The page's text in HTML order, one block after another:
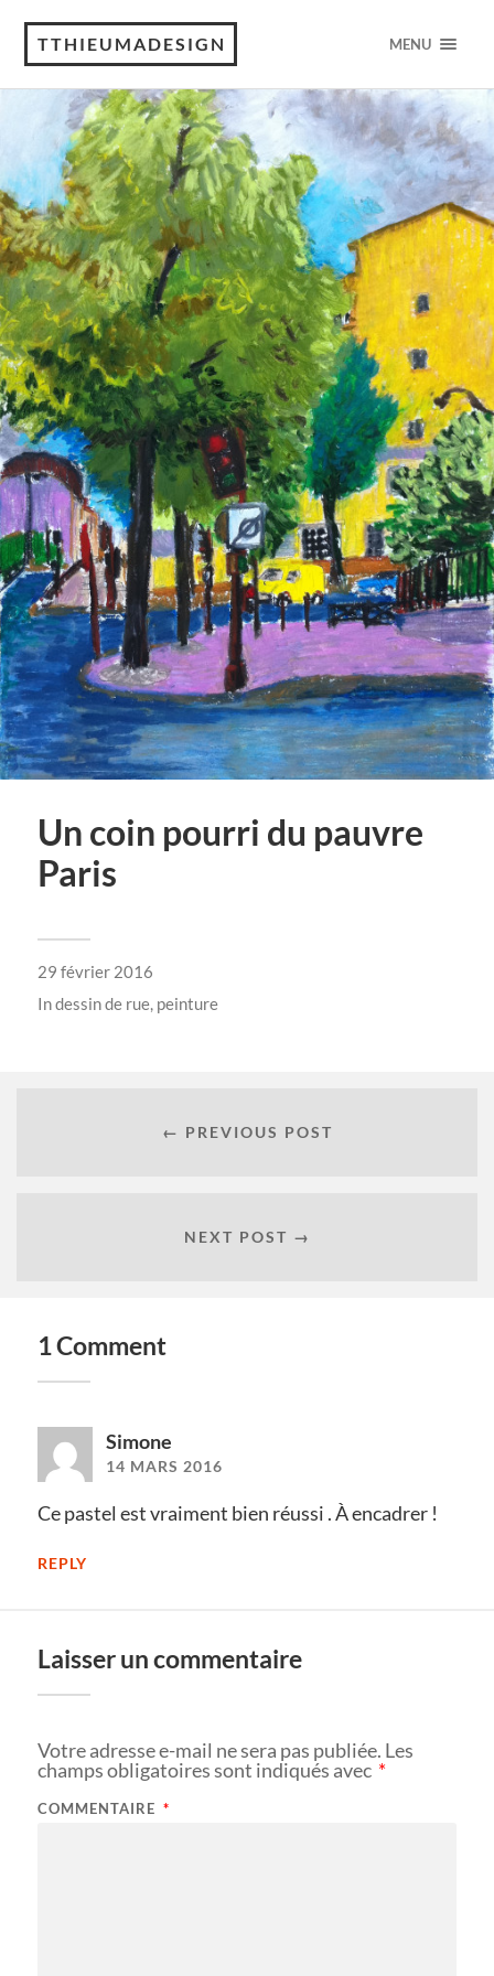
TTHIEUMADESIGN MENU
Un coin pourri du pauvre
Paris
29 février 2016
Indessin de rue, peinture
← PREVIOUS POST
NEXT POST →
1 Comment
Simone
14 MARS 2016
Ce pastel est vraiment bien réussi . À encadrer !
REPLY
Laisser un commentaire
Votre adresse e-mail ne sera pas publiée. Les
champs obligatoires sont indiqués avec *
COMMENTAIRE *